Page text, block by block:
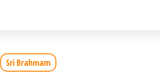
Sri Brahmam